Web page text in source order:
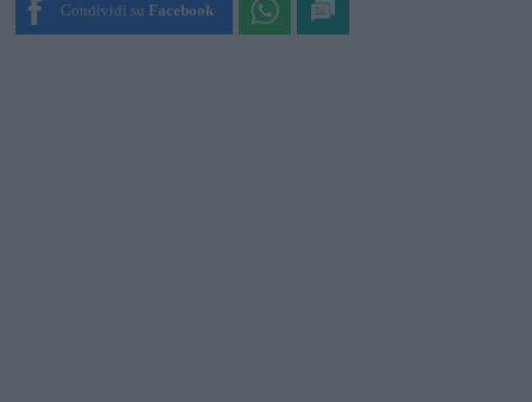
Condividi su Facebook